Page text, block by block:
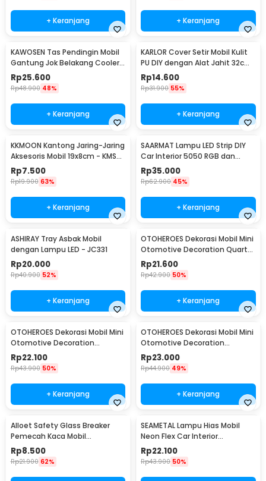
+ Keranjang + Keranjang
KAWOSEN Tas Pendingin Mobil
Gantung Jok Belakang Cooler
Organizer 9L - ST-F38
Rp25.600
Rp48.900 48%
+ Keranjang
KARLOR Cover Setir Mobil Kulit
PU DIY dengan Alat Jahit 32cm
- V10
Rp14.600
Rp31.900 55%
+ Keranjang
KKMOON Kantong Jaring-Jaring
Aksesoris Mobil 19x8cm - KMS-
6888
Rp7.500
Rp19.900 63%
+ Keranjang
SAARMAT Lampu LED Strip DIY
Car Interior 5050 RGB dan
Remot Kontrol - APWD1
Rp35.000
Rp62.900 45%
+ Keranjang
ASHIRAY Tray Asbak Mobil
dengan Lampu LED - JC331
Rp20.000
Rp40.900 52%
+ Keranjang
OTOHEROES Dekorasi Mobil Mini
Otomotive Decoration Quartz
Clock - Q194
Rp21.600
Rp42.900 50%
+ Keranjang
OTOHEROES Dekorasi Mobil Mini
Otomotive Decoration
Hygrometer - Q194
Rp22.100
Rp43.900 50%
+ Keranjang
OTOHEROES Dekorasi Mobil Mini
Otomotive Decoration
Thermometer - Q194
Rp23.000
Rp44.900 49%
+ Keranjang
Alloet Safety Glass Breaker
Pemecah Kaca Mobil
Multifungsi - OD-0173
Rp8.500
Rp21.900 62%
SEAMETAL Lampu Hias Mobil
Neon Flex Car Interior
Cigarette Plug 12V 3M - TB307
Rp22.100
Rp43.900 50%